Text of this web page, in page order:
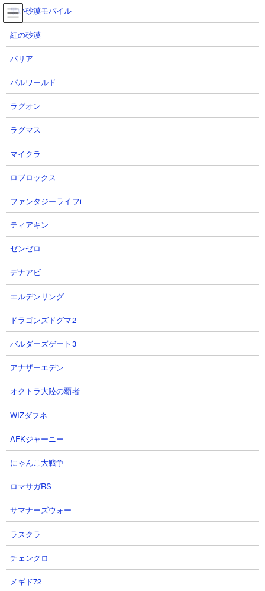
コ
ン
ナ
ビ
にゃんこ大戦争 獄炎鬼にゃんまの性能と使用感
TOP
にゃんこ大戦争
にゃんこ大戦争 獄炎鬼にゃんまの性能と使用感
にゃんこ大戦争 獄炎鬼にゃんまの性能
目次：
● 獄炎鬼にゃんまの基本情報
● 獄炎鬼にゃんまの使い勝手
３．コストも再生産速度も良好
４．攻撃力低下無効はかなり優秀
５．波動軽減も地味に有効
６．高い攻撃力によるKBハメが入りやすい
● 獄炎鬼にゃんまにキャッツアイを使う優先度は？
● 獄炎鬼にゃんまが被ったときはプラス値？それともNP？
● 獄炎鬼にゃんまの本能の優先順位は？
● 獄炎鬼にゃんまには本能玉何つける？
● 獄炎鬼にゃんまの解説動画や活用シーン
１．Lv60本能全解放にゃんまの紹介
２．にゃんまLv60＋17の破壊力
３．異界にゃんこ塔40階でウララーをKBでハメる
黒い砂漠モバイル
紅の砂漠
パリア
パルワールド
ラグオン
ラグマス
マイクラ
ロブロックス
ファンタジーライフi
ティアキン
ゼンゼロ
デナアビ
エルデンリング
ドラゴンズドグマ2
バルダーズゲート3
アナザーエデン
オクトラ大陸の覇者
WIZダフネ
AFKジャーニー
にゃんこ大戦争
ロマサガRS
サマナーズウォー
ラスクラ
チェンクロ
メギド72